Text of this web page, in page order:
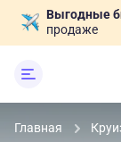
Выгодные
продаже
Главная